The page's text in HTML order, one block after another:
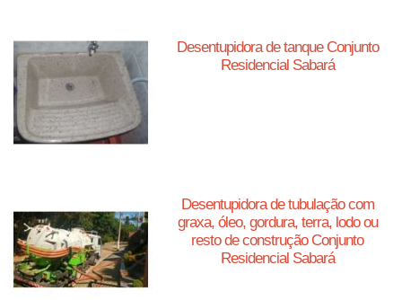
Desentupidora de tanque Conjunto
Residencial Sabará
Desentupidora de tubulação com
graxa, óleo, gordura, terra, lodo ou
resto de construção Conjunto
Residencial Sabará